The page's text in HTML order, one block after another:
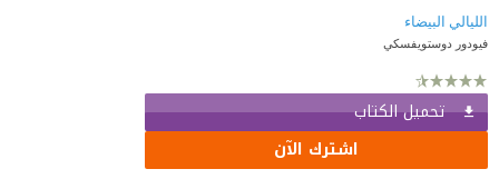
الليالي البيضاء
فيودور دوستويفسكي
تحميل الكتاب
اشترك الآن